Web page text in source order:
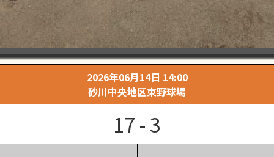
2026年06月14日 14:00
砂川中央地区東野球場
17 - 3